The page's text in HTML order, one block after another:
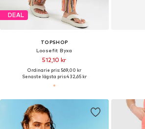
DEAL
TOPSHOP
Loosefit Byxa
512,10 kr
Ordinarie pris: 569,00 kr
Senaste lägsta pris:432,65 kr